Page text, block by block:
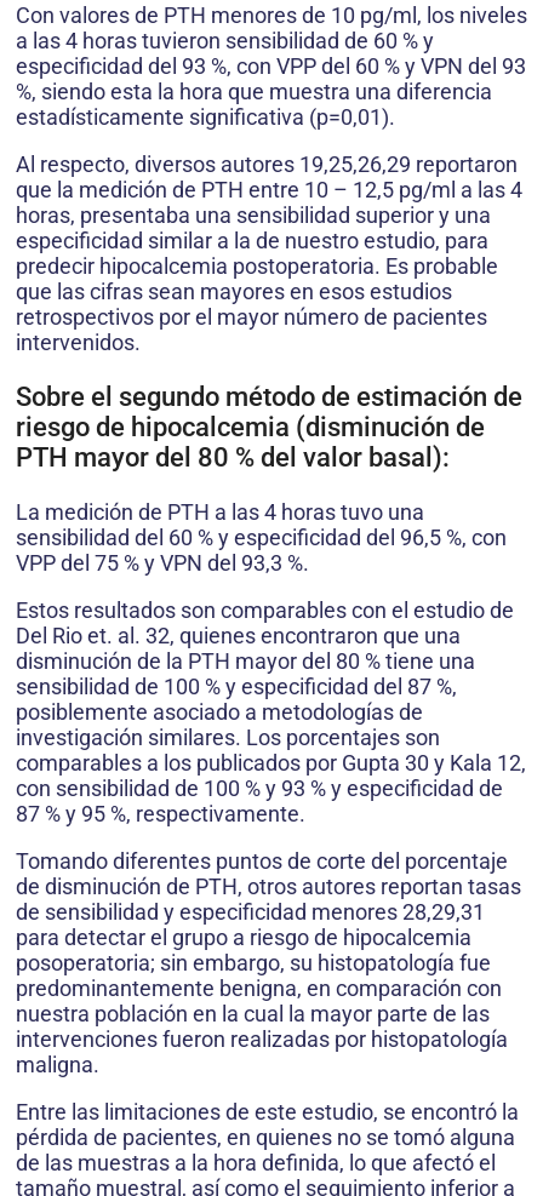
Con valores de PTH menores de 10 pg/ml, los niveles
a las 4 horas tuvieron sensibilidad de 60 % y
especificidad del 93 %, con VPP del 60 % y VPN del 93
%, siendo esta la hora que muestra una diferencia
estadísticamente significativa (p=0,01).
Al respecto, diversos autores 19,25,26,29 reportaron
que la medición de PTH entre 10 – 12,5 pg/ml a las 4
horas, presentaba una sensibilidad superior y una
especificidad similar a la de nuestro estudio, para
predecir hipocalcemia postoperatoria. Es probable
que las cifras sean mayores en esos estudios
retrospectivos por el mayor número de pacientes
intervenidos.
Sobre el segundo método de estimación de
riesgo de hipocalcemia (disminución de
PTH mayor del 80 % del valor basal):
La medición de PTH a las 4 horas tuvo una
sensibilidad del 60 % y especificidad del 96,5 %, con
VPP del 75 % y VPN del 93,3 %.
Estos resultados son comparables con el estudio de
Del Rio et. al. 32, quienes encontraron que una
disminución de la PTH mayor del 80 % tiene una
sensibilidad de 100 % y especificidad del 87 %,
posiblemente asociado a metodologías de
investigación similares. Los porcentajes son
comparables a los publicados por Gupta 30 y Kala 12,
con sensibilidad de 100 % y 93 % y especificidad de
87 % y 95 %, respectivamente.
Tomando diferentes puntos de corte del porcentaje
de disminución de PTH, otros autores reportan tasas
de sensibilidad y especificidad menores 28,29,31
para detectar el grupo a riesgo de hipocalcemia
posoperatoria; sin embargo, su histopatología fue
predominantemente benigna, en comparación con
nuestra población en la cual la mayor parte de las
intervenciones fueron realizadas por histopatología
maligna.
Entre las limitaciones de este estudio, se encontró la
pérdida de pacientes, en quienes no se tomó alguna
de las muestras a la hora definida, lo que afectó el
tamaño muestral, así como el seguimiento inferior a